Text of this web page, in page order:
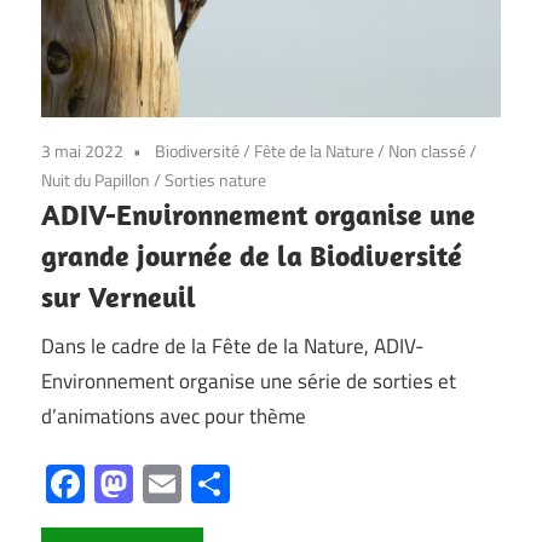
3 mai 2022 Biodiversité/ Fête de la Nature/ Non classé/
Nuit du Papillon/Sorties nature
ADIV-Environnement organise une
grande journée de la Biodiversité
sur Verneuil
Dans le cadre de la Fête de la Nature, ADIV-
Environnement organise une série de sorties et
d’animations avec pour thème
Facebook
Mastodon
Email